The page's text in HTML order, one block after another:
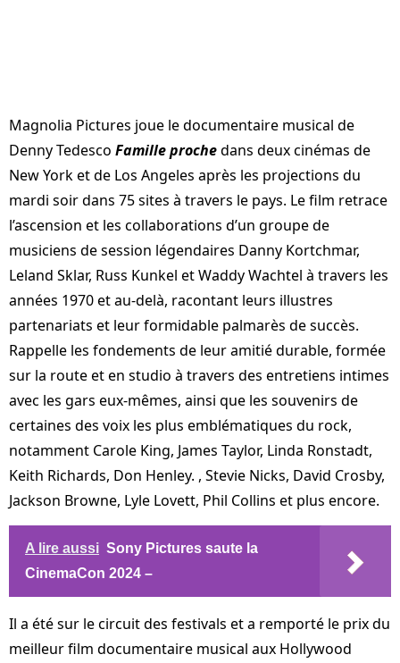
Magnolia Pictures joue le documentaire musical de
Denny Tedesco Famille prochedans deux cinémas de
New York et de Los Angeles après les projections du
mardi soir dans 75 sites à travers le pays. Le film retrace
l’ascension et les collaborations d’un groupe de
musiciens de session légendaires Danny Kortchmar,
Leland Sklar, Russ Kunkel et Waddy Wachtel à travers les
années 1970 et au-delà, racontant leurs illustres
partenariats et leur formidable palmarès de succès.
Rappelle les fondements de leur amitié durable, formée
sur la route et en studio à travers des entretiens intimes
avec les gars eux-mêmes, ainsi que les souvenirs de
certaines des voix les plus emblématiques du rock,
notamment Carole King, James Taylor, Linda Ronstadt,
Keith Richards, Don Henley. , Stevie Nicks, David Crosby,
Jackson Browne, Lyle Lovett, Phil Collins et plus encore.
A lire aussi Sony Pictures saute la
CinemaCon 2024 –
Il a été sur le circuit des festivals et a remporté le prix du
meilleur film documentaire musical aux Hollywood